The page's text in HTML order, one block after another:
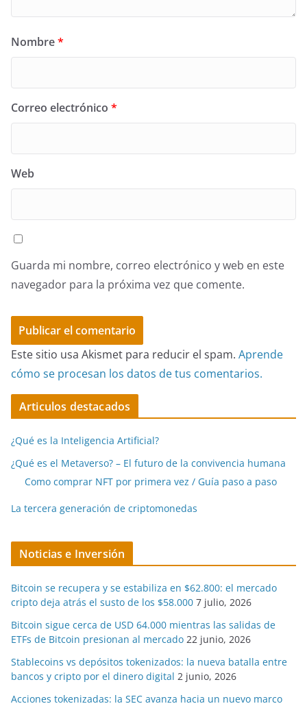
Nombre*
Correo electrónico *
Web
Guarda mi nombre, correo electrónico y web en este
navegador para la próxima vez que comente.
Este sitio usa Akismet para reducir el spam. Aprende
cómo se procesan los datos de tus comentarios.
Articulos destacados
¿Qué es la Inteligencia Artificial?
¿Qué es el Metaverso? – El futuro de la convivencia humana
Como comprar NFT por primera vez / Guía paso a paso
La tercera generación de criptomonedas
Noticias e Inversión
Bitcoin se recupera y se estabiliza en $62.800: el mercado
cripto deja atrás el susto de los $58.000 7 julio, 2026
Bitcoin sigue cerca de USD 64.000 mientras las salidas de
ETFs de Bitcoin presionan al mercado 22 junio, 2026
Stablecoins vs depósitos tokenizados: la nueva batalla entre
bancos y cripto por el dinero digital 2 junio, 2026
Acciones tokenizadas: la SEC avanza hacia un nuevo marco